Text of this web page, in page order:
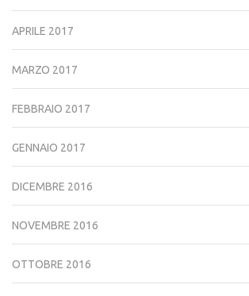
APRILE 2017
MARZO 2017
FEBBRAIO 2017
GENNAIO 2017
DICEMBRE 2016
NOVEMBRE 2016
OTTOBRE 2016